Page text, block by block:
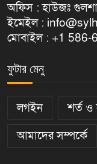
অফিস : হাউজঃ
ইমেইল :
মোবাইল : +1 586-
ফুটার মেনু
লগইন শর্ত ও
আমাদের সম্পর্কে